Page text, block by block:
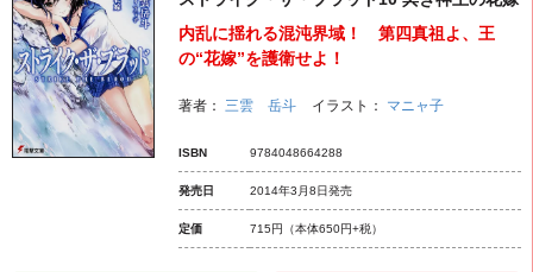
内乱に揺れる混沌界域！ 第四真祖よ、王
の“花嫁”を護衛せよ！
著者： 三雲 岳斗 イラスト： マニャ子
ISBN 9784048664288
発売日 2014年3月8日発売
定価 715円 （本体650円+税）